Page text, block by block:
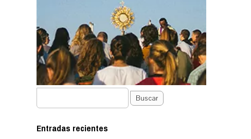
Buscar
Entradas recientes